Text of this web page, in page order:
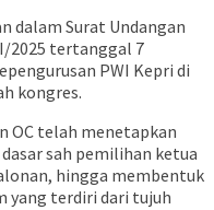
dalam Surat Undangan
2025 tertanggal 7
PWI Kepri di
kongres.
OC telah menetapkan
sah pemilihan ketua
hingga membentuk
yang terdiri dari tujuh